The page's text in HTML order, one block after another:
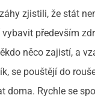
zjistili, že stát
vybavit především
něco zajistí, a
se pouštějí do
doma. Rychle se